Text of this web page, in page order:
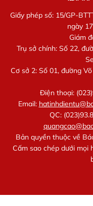
Giấy phép số: 15/GP-
ngày
Giám
Trụ sở chính: Số 22,
Cơ sở 2: Số 01, đường
Điện thoại:
Email:
QC:
Bản quyền thuộc về
Cấm sao chép dưới mọi